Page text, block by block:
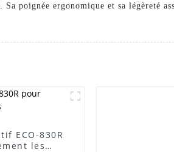
Sa poignée ergonomique et sa
ECO-830R
les